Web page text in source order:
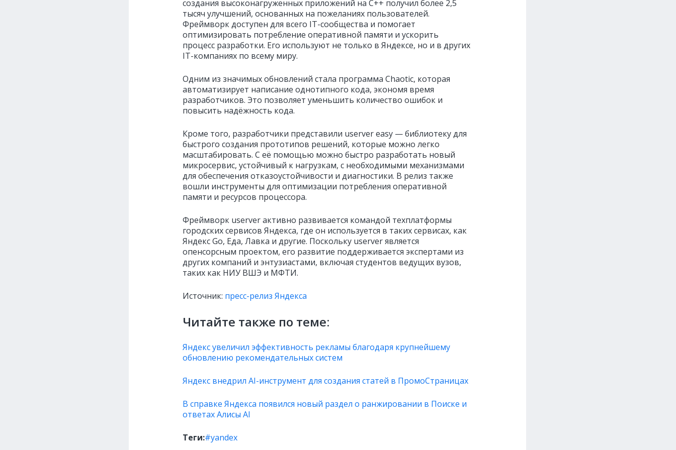
создания высоконагруженных приложений на C++ получил более 2,5
тысяч улучшений, основанных на пожеланиях пользователей.
Фреймворк доступен для всего IT-сообщества и помогает
оптимизировать потребление оперативной памяти и ускорить
процесс разработки. Его используют не только в Яндексе, но и в других
IT-компаниях по всему миру.
Одним из значимых обновлений стала программа Chaotic, которая
автоматизирует написание однотипного кода, экономя время
разработчиков. Это позволяет уменьшить количество ошибок и
повысить надёжность кода.
Кроме того, разработчики представили userver easy — библиотеку для
быстрого создания прототипов решений, которые можно легко
масштабировать. С её помощью можно быстро разработать новый
микросервис, устойчивый к нагрузкам, с необходимыми механизмами
для обеспечения отказоустойчивости и диагностики. В релиз также
вошли инструменты для оптимизации потребления оперативной
памяти и ресурсов процессора.
Фреймворк userver активно развивается командой техплатформы
городских сервисов Яндекса, где он используется в таких сервисах, как
Яндекс Go, Еда, Лавка и другие. Поскольку userver является
опенсорсным проектом, его развитие поддерживается экспертами из
других компаний и энтузиастами, включая студентов ведущих вузов,
таких как НИУ ВШЭ и МФТИ.
Источник: пресс-релиз Яндекса
Читайте также по теме:
Яндекс увеличил эффективность рекламы благодаря крупнейшему
обновлению рекомендательных систем
Яндекс внедрил AI-инструмент для создания статей в ПромоСтраницах
В справке Яндекса появился новый раздел о ранжировании в Поиске и
ответах Алисы AI
Теги:#yandex